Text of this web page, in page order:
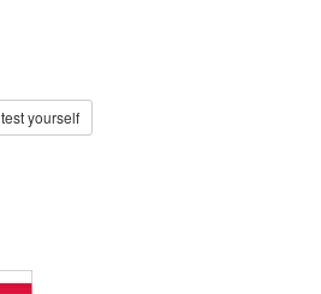
test yourself